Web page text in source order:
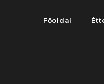
Főoldal